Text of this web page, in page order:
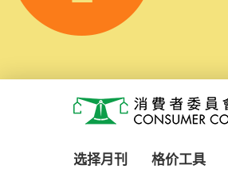
消费者委员会
选择月刊 格价工具